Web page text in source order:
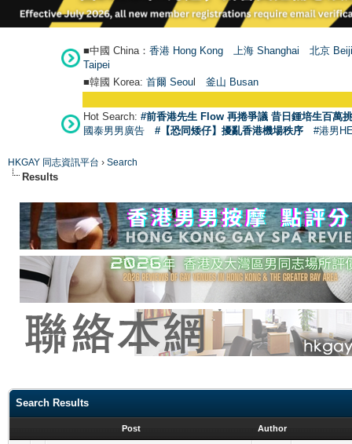
■中國 China： 香港 Hong Kong 上海 Shanghai
北京
Taipei
■韓國 Korea: 首爾 Seoul 釜山 Busan
Hot Search: #前香港先生 Flow 再捲爭議 昔日鍾培生百萬
國泰男男廣告
#【恐同矮仔】擾亂香港機場秩序 #港男
HKGAY 同志資訊平台 › Search
Results
Search Results
Post Author